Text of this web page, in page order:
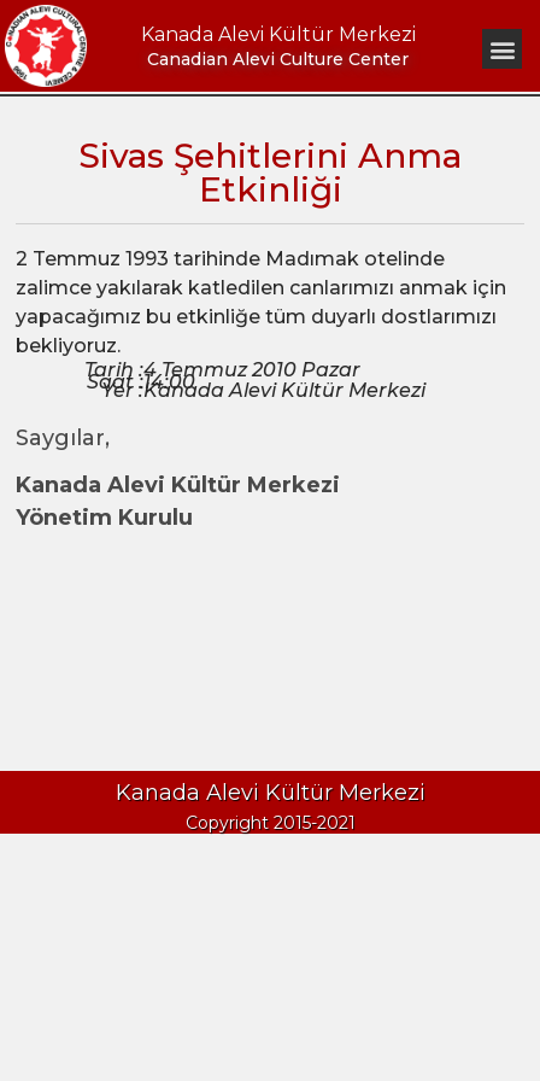
Kanada Alevi Kültür Merkezi
Canadian Alevi Culture Center
Sivas Şehitlerini Anma
Etkinliği
2 Temmuz 1993 tarihinde Madımak otelinde
zalimce yakılarak katledilen canlarımızı anmak için
yapacağımız bu etkinliğe tüm duyarlı dostlarımızı
bekliyoruz.
Tarih :4 Temmuz 2010 Pazar
Saat :14:00
Yer :Kanada Alevi Kültür Merkezi
Saygılar,
Kanada Alevi Kültür Merkezi
Yönetim Kurulu
Kanada Alevi Kültür Merkezi
Copyright 2015-2021